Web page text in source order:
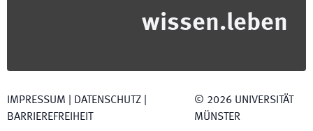
wissen.leben
IMPRESSUM DATENSCHUTZ
BARRIEREFREIHEIT
© 2026 UNIVERSITÄT
MÜNSTER